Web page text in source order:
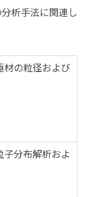
析手法に関連し
の粒径および
分布解析およ